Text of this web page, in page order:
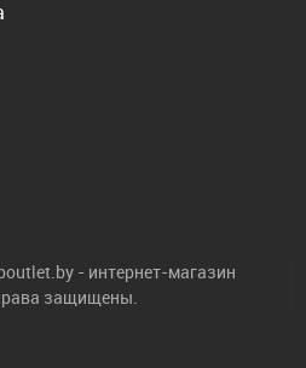
- интернет-магазин
защищены.